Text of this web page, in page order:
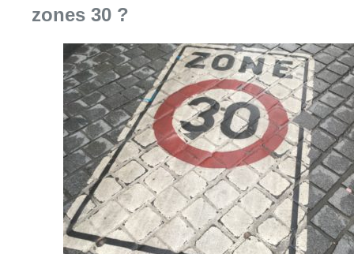
zones 30 ?